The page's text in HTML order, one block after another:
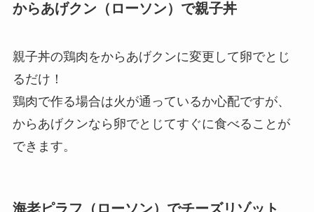
からあげクン（ローソン）で親子丼
親子丼の鶏肉をからあげクンに変更して卵でとじ
るだけ！
鶏肉で作る場合は火が通っているか心配ですが、
からあげクンなら卵でとじてすぐに食べることが
できます。
海老ピラフ（ローソン）でチーズリゾット